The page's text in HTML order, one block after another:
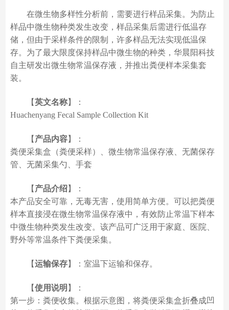
在微生物多样性分析前，需要进行样品采集。为防止
样品中微生物种类发生改变，样品采集后需进行低温存
储，但由于采样条件的限制，许多样品无法实现低温保
存。为了最大限度保持样品中微生物的种类，华晨阳科技
自主研发出微生物常温保存液，并推出粪便样本采集套
装。
【英文名称】：
Huachenyang Fecal Sample Collection Kit
【 产品内容】：
粪便采集盒（粪便采样）、微生物常温保存液、无菌保存
管、无菌采集勺、手套
【 产品介绍】：
本产品安全可靠，无毒无害，使用简单方便。可以把粪便
样本直接浸在微生物常温保存液中，有效防止常温下样本
中微生物种类发生改变。该产品可广泛用于家庭、医院、
野外等常温条件下粪便采集。
【运输保存】：室温下运输和保存。
【使用说明 】：
第一步：粪便收集。根据示意图，将粪便采集盒折叠成凹